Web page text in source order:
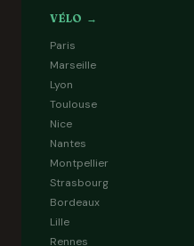
VÉLO →
Paris
Marseille
Lyon
Toulouse
Nice
Nantes
Montpellier
Strasbourg
Bordeaux
Lille
Rennes